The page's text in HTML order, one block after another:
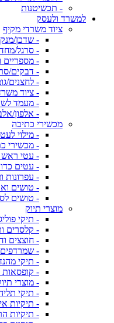
- תכשיטנות
למשרד ולעסק
ציוד משרדי מקיף
- שדכן/
- סרגל/
- מספריים
- דבקים/
- לחצנים/
- ציוד
- מעמד
- אלפון/
מכשירי כתיבה
- מילוי
- מכשירי
- עטי ראש
- עטים
- עפרונות
- טושים
- טושים
מוצרי תיוק
- תיקי
- קלסרים
- חוצצים
- שמרדפים
- תיקי
- קופסאות
- מוצרי
- תיקי
- תיקיות
- תיקיות